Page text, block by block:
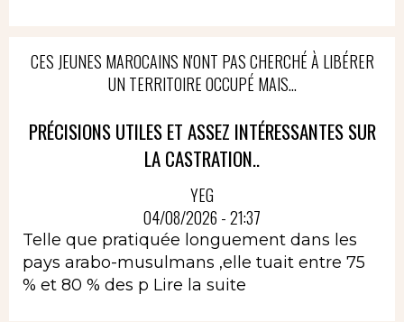
CES JEUNES MAROCAINS N'ONT PAS CHERCHÉ À LIBÉRER
UN TERRITOIRE OCCUPÉ MAIS...
PRÉCISIONS UTILES ET ASSEZ INTÉRESSANTES SUR
LA CASTRATION..
YEG
04/08/2026 - 21:37
Telle que pratiquée longuement dans les
pays arabo-musulmans ,elle tuait entre 75
% et 80 % des p Lire la suite